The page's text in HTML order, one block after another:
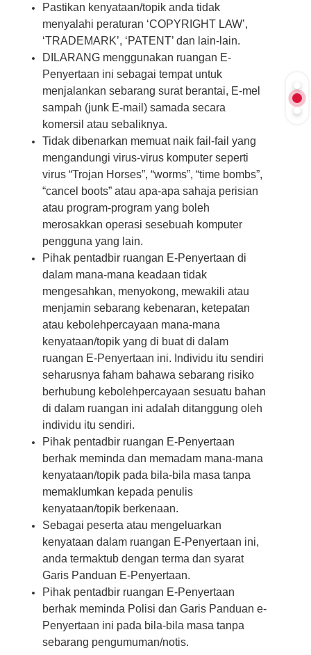
Pastikan kenyataan/topik anda tidak
menyalahi peraturan ‘COPYRIGHT LAW’,
‘TRADEMARK’, ‘PATENT’ dan lain-lain.
DILARANG menggunakan ruangan E-
Penyertaan ini sebagai tempat untuk
menjalankan sebarang surat berantai, E-mel
sampah (junk E-mail) samada secara
komersil atau sebaliknya.
Tidak dibenarkan memuat naik fail-fail yang
mengandungi virus-virus komputer seperti
virus “Trojan Horses”, “worms”, “time bombs”,
“cancel boots” atau apa-apa sahaja perisian
atau program-program yang boleh
merosakkan operasi sesebuah komputer
pengguna yang lain.
Pihak pentadbir ruangan E-Penyertaan di
dalam mana-mana keadaan tidak
mengesahkan, menyokong, mewakili atau
menjamin sebarang kebenaran, ketepatan
atau kebolehpercayaan mana-mana
kenyataan/topik yang di buat di dalam
ruangan E-Penyertaan ini. Individu itu sendiri
seharusnya faham bahawa sebarang risiko
berhubung kebolehpercayaan sesuatu bahan
di dalam ruangan ini adalah ditanggung oleh
individu itu sendiri.
Pihak pentadbir ruangan E-Penyertaan
berhak meminda dan memadam mana-mana
kenyataan/topik pada bila-bila masa tanpa
memaklumkan kepada penulis
kenyataan/topik berkenaan.
Sebagai peserta atau mengeluarkan
kenyataan dalam ruangan E-Penyertaan ini,
anda termaktub dengan terma dan syarat
Garis Panduan E-Penyertaan.
Pihak pentadbir ruangan E-Penyertaan
berhak meminda Polisi dan Garis Panduan e-
Penyertaan ini pada bila-bila masa tanpa
sebarang pengumuman/notis.